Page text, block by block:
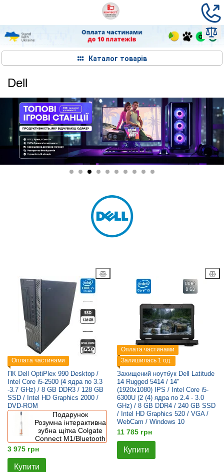
Каталог товарів
Dell
Оплата частинами
ПК Dell OptiPlex 990 Desktop /
Intel Core i5-2500 (4 ядра по 3.3
-3.7 GHz) / 8 GB DDR3 / 128 GB
SSD / Intel HD Graphics 2000 /
DVD-ROM
Подарунок
Розумна інтерактивна
зубна щітка Colgate
Connect M1/Bluetooth
3 975 грн
Купити
Оплата частинами
Залишилась 1 од.
Захищений ноутбук Dell Latitude
14 Rugged 5414 / 14"
(1920x1080) IPS / Intel Core i5-
6300U (2 (4) ядра по 2.4 - 3.0
GHz) / 8 GB DDR4 / 240 GB SSD
/ Intel HD Graphics 520 / VGA /
WebCam / Windows 10
11 785 грн
Купити